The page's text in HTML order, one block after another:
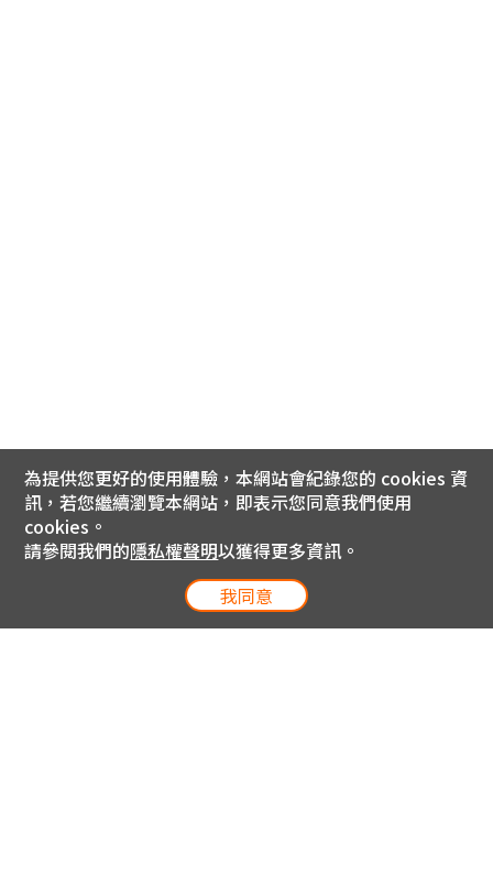
為提供您更好的使用體驗，本網站會紀錄您的 cookies 資
訊，若您繼續瀏覽本網站，即表示您同意我們使用
cookies。
請參閱我們的隱私權聲明以獲得更多資訊。
我同意